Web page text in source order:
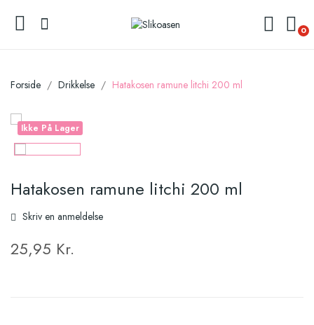
0
Forside Drikkelse Hatakosen ramune litchi 200 ml
Ikke På Lager
Hatakosen ramune litchi 200 ml
Skriv en anmeldelse
25,95 Kr.